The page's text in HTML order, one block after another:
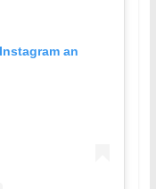
an